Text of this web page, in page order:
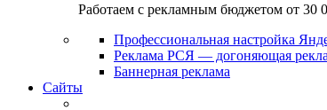
Работаем с рекламным бюджетом от 30
Профессиональная настройка
Реклама РСЯ — догоняющая
Баннерная реклама
Сайты